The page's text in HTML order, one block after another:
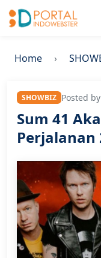
Home
SHOWBIZ Posted by
Sum 41
Perjalanan